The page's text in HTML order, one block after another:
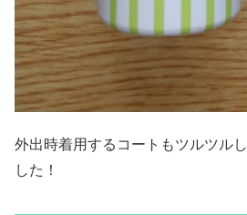
外出時着用するコートもツルツル
した！